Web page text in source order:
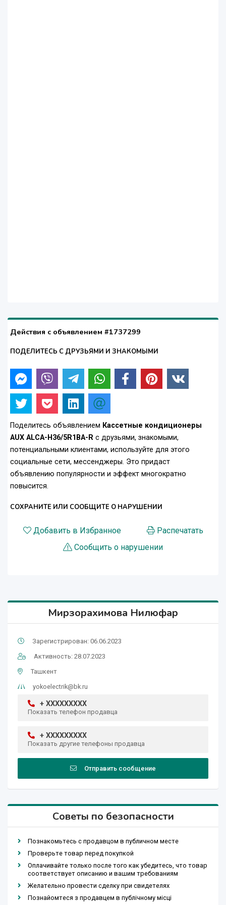
Действия с объявлением #1737299
ПОДЕЛИТЕСЬ С ДРУЗЬЯМИ И ЗНАКОМЫМИ
Поделитесь объявлением Кассетные кондиционеры
AUX ALCA-H36/5R1BA-R с друзьями, знакомыми,
потенциальными клиентами, используйте для этого
социальные сети, мессенджеры. Это придаст
объявлению популярности и эффект многократно
повысится.
СОХРАНИТЕ ИЛИ СООБЩИТЕ О НАРУШЕНИИ
Добавить в Избранное
Распечатать
Сообщить о нарушении
Мирзорахимова Нилюфар
Зарегистрирован: 06.06.2023
Активность: 28.07.2023
Ташкент
yokoelectrik@bk.ru
+ XXXXXXXXX
Показать телефон продавца
+ XXXXXXXXX
Показать другие телефоны продавца
Отправить сообщение
Советы по безопасности
Познакомьтесь с продавцом в публичном месте
Проверьте товар перед покупкой
Оплачивайте только после того как убедитесь, что товар
соответствует описанию и вашим требованиям
Желательно провести сделку при свидетелях
Познайомтеся з продавцем в публічному місці